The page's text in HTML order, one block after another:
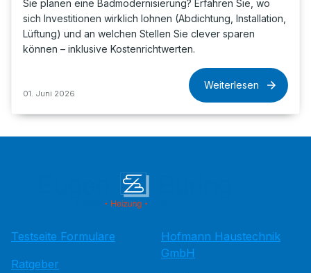
Sie planen eine Badmodernisierung? Erfahren Sie, wo
sich Investitionen wirklich lohnen (Abdichtung, Installation,
Lüftung) und an welchen Stellen Sie clever sparen
können – inklusive Kostenrichtwerten.
01. Juni 2026
Weiterlesen
Testseite Formulare
Ratgeber
Hofmann Haustechnik
GmbH